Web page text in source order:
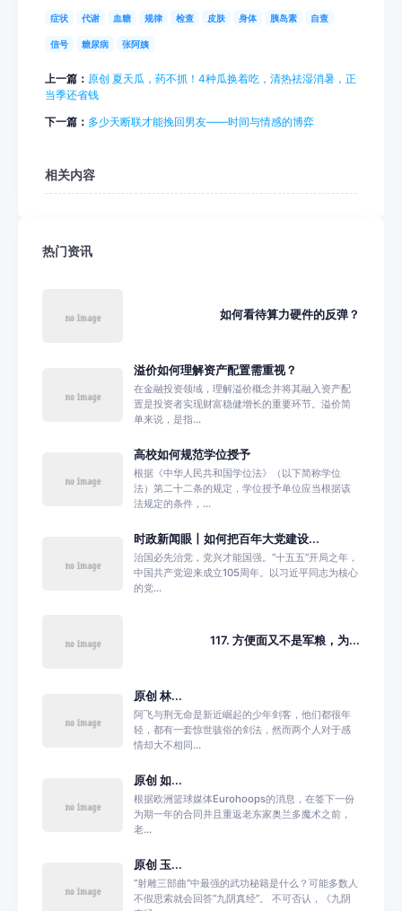
症状 代谢 血糖 规律 检查 皮肤 身体 胰岛素 自查
信号 糖尿病 张阿姨
上一篇： 原创 夏天瓜，药不抓！4种瓜换着吃，清热祛湿消暑，正
当季还省钱
下一篇： 多少天断联才能挽回男友——时间与情感的博弈
相关内容
热门资讯
如何看待算力硬件的反弹？
溢价如何理解资产配置需重视？
在金融投资领域，理解溢价概念并将其融入资产配
置是投资者实现财富稳健增长的重要环节。溢价简
单来说，是指...
高校如何规范学位授予
根据《中华人民共和国学位法》（以下简称学位
法）第二十二条的规定，学位授予单位应当根据该
法规定的条件，...
时政新闻眼丨如何把百年大党建设...
治国必先治党，党兴才能国强。“十五五”开局之年，
中国共产党迎来成立105周年。以习近平同志为核心
的党...
117. 方便面又不是军粮，为...
原创 林...
阿飞与荆无命是新近崛起的少年剑客，他们都很年
轻，都有一套惊世骇俗的剑法，然而两个人对于感
情却大不相同...
原创 如...
根据欧洲篮球媒体Eurohoops的消息，在签下一份
为期一年的合同并且重返老东家奥兰多魔术之前，
老...
原创 玉...
“射雕三部曲”中最强的武功秘籍是什么？可能多数人
不假思索就会回答“九阴真经”。 不可否认，《九阴